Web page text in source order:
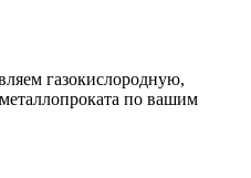
газокислородную,
по вашим